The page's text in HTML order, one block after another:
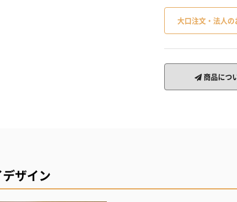
大口注文・法人
商品につ
ザイン